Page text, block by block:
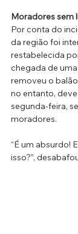
Moradores sem
Por conta do
da região foi
restabelecida
chegada de
removeu o
no entanto,
segunda-feira,
moradores.
“É um absurdo!
isso?”,